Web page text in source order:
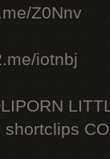
Z0Nnv
iotnbj
shortclips